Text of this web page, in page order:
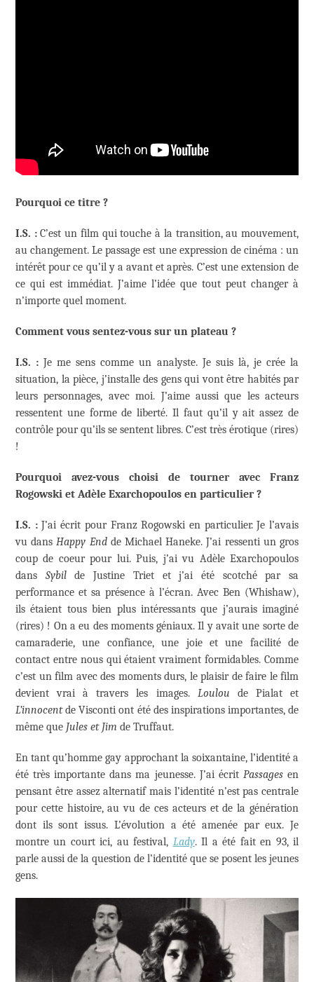
Pourquoi ce titre ?
I.S. :C’est un film qui touche à la transition, au mouvement,
au changement. Le passage est une expression de cinéma : un
intérêt pour ce qu’il y a avant et après. C’est une extension de
ce qui est immédiat. J’aime l’idée que tout peut changer à
n’importe quel moment.
Comment vous sentez-vous sur un plateau ?
I.S. : Je me sens comme un analyste. Je suis là, je crée la
situation, la pièce, j’installe des gens qui vont être habités par
leurs personnages, avec moi. J’aime aussi que les acteurs
ressentent une forme de liberté. Il faut qu’il y ait assez de
contrôle pour qu’ils se sentent libres. C’est très érotique (rires)
!
Pourquoi avez-vous choisi de tourner avec Franz
Rogowski et Adèle Exarchopoulos en particulier ?
I.S. :J’ai écrit pour Franz Rogowski en particulier. Je l’avais
vu dansHappy Endde Michael Haneke. J’ai ressenti un gros
coup de coeur pour lui. Puis, j’ai vu Adèle Exarchopoulos
dans Sybilde Justine Triet et j’ai été scotché par sa
performance et sa présence à l’écran. Avec Ben (Whishaw),
ils étaient tous bien plus intéressants que j’aurais imaginé
(rires) ! On a eu des moments géniaux. Il y avait une sorte de
camaraderie, une confiance, une joie et une facilité de
contact entre nous qui étaient vraiment formidables. Comme
c’est un film avec des moments durs, le plaisir de faire le film
devient vrai à travers les images. Loulou de Pialat et
L’innocentde Visconti ont été des inspirations importantes, de
même que Jules et Jim de Truffaut.
En tant qu’homme gay approchant la soixantaine, l’identité a
été très importante dans ma jeunesse. J’ai écrit Passagesen
pensant être assez alternatif mais l’identité n’est pas centrale
pour cette histoire, au vu de ces acteurs et de la génération
dont ils sont issus. L’évolution a été amenée par eux. Je
montre un court ici, au festival, Lady. Il a été fait en 93, il
parle aussi de la question de l’identité que se posent les jeunes
gens.